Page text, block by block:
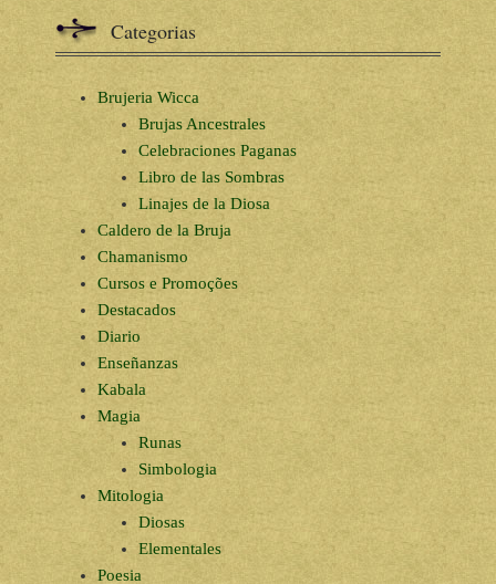
Categorias
Brujeria Wicca
Brujas Ancestrales
Celebraciones Paganas
Libro de las Sombras
Linajes de la Diosa
Caldero de la Bruja
Chamanismo
Cursos e Promoções
Destacados
Diario
Enseñanzas
Kabala
Magia
Runas
Simbologia
Mitologia
Diosas
Elementales
Poesia